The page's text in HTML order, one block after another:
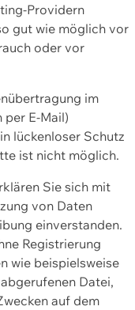
Providern
gut wie möglich vor
oder vor
im
per E-Mail)
lückenloser Schutz
ist nicht möglich.
Sie sich mit
von Daten
einverstanden.
Registrierung
wie beispielsweise
Datei,
auf dem